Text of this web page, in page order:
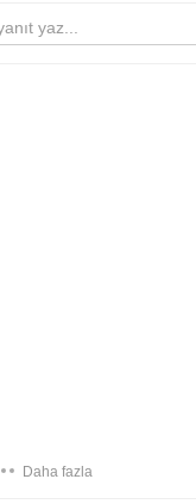
Daha fazla